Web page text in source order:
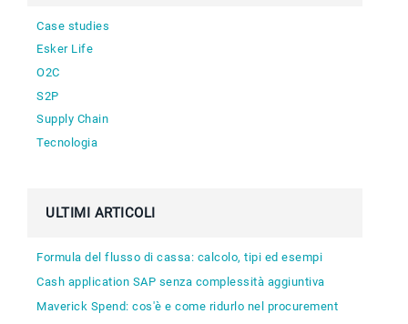
Case studies
Esker Life
O2C
S2P
Supply Chain
Tecnologia
ULTIMI ARTICOLI
Formula del flusso di cassa: calcolo, tipi ed esempi
Cash application SAP senza complessità aggiuntiva
Maverick Spend: cos'è e come ridurlo nel procurement